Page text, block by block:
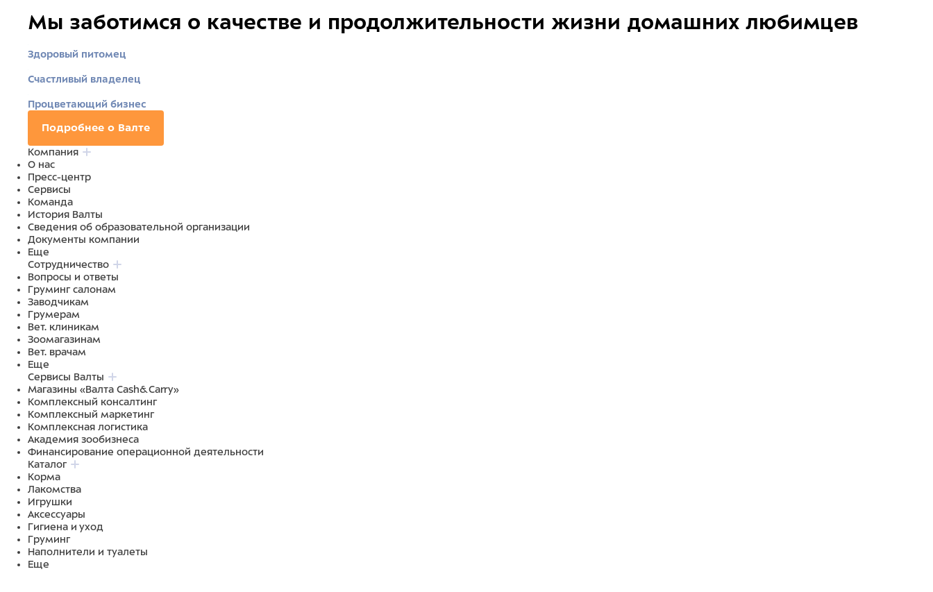
Мы заботимся о качестве и продолжительности жизни домашних любимцев
Здоровый питомец
Счастливый владелец
Процветающий бизнес
Подробнее о Валте
Компания
О нас
Пресс-центр
Сервисы
Команда
История Валты
Сведения об образовательной организации
Документы компании
Еще
Сотрудничество
Вопросы и ответы
Груминг салонам
Заводчикам
Грумерам
Вет. клиникам
Зоомагазинам
Вет. врачам
Еще
Сервисы Валты
Магазины «Валта Cash&Carry»
Комплексный консалтинг
Комплексный маркетинг
Комплексная логистика
Академия зообизнеса
Финансирование операционной деятельности
Каталог
Корма
Лакомства
Игрушки
Аксессуары
Гигиена и уход
Груминг
Наполнители и туалеты
Еще